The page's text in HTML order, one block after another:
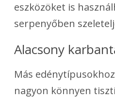
eszközöket is
serpenyőben
Alacsony
Más
nagyon könnyen